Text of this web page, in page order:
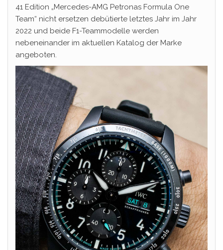
41 Edition „Mercedes-AMG Petronas Formula One
Team“ nicht ersetzen debütierte letztes Jahr im Jahr
2022 und beide F1-Teammodelle werden
nebeneinander im aktuellen Katalog der Marke
angeboten.